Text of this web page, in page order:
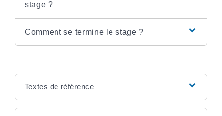
stage ?
Comment se termine le stage ?
Textes de référence